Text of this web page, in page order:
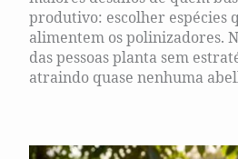
produtivo: escolher espécies
alimentem os polinizadores.
das pessoas planta sem
atraindo quase nenhuma